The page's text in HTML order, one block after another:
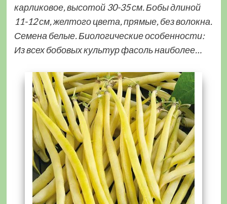
карликовое, высотой 30-35 см. Бобы длиной
11-12 см, желтого цвета, прямые, без волокна.
Семена белые. Биологические особенности:
Из всех бобовых культур фасоль наиболее…